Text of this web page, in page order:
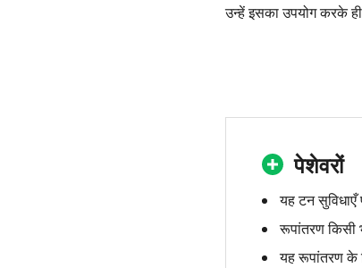
उन्हें इसका उपयोग करके
पेशेवरों
यह टन सुविधाएँ
रूपांतरण
यह रूपांतरण के